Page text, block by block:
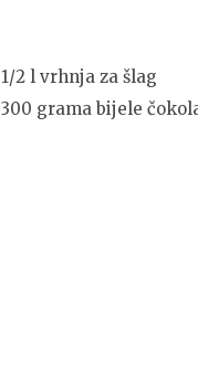
1/2 l vrhnja za šlag
300 grama bijele